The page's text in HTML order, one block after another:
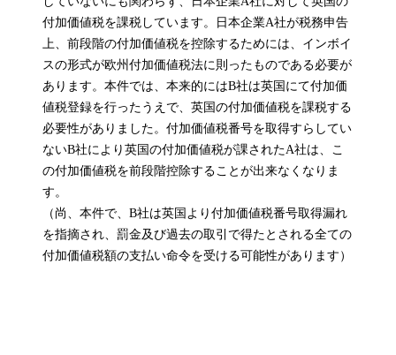
付加価値税を課税しています。日本企業A社が税務申告
上、前段階の付加価値税を控除するためには、インボイ
スの形式が欧州付加価値税法に則ったものである必要が
あります。本件では、本来的にはB社は英国にて付加価
値税登録を行ったうえで、英国の付加価値税を課税する
必要性がありました。付加価値税番号を取得すらしてい
ないB社により英国の付加価値税が課されたA社は、こ
の付加価値税を前段階控除することが出来なくなりま
す。
（尚、本件で、B社は英国より付加価値税番号取得漏れ
を指摘され、罰金及び過去の取引で得たとされる全ての
付加価値税額の支払い命令を受ける可能性があります）